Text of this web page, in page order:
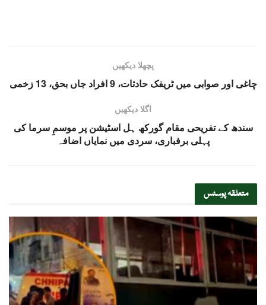
پچھلا دیکھیں
چاغی اور صوابی میں ٹریفک حادثات، 9 افراد جاں بحق، 13 زخمی
اگلا دیکھیں
سندھ کے تفریحی مقام گورکھ ہل اسٹیشن پر موسمِ سرما کی
پہلی برفباری، سردی میں نمایاں اضافہ
متعلقہپوسٹس